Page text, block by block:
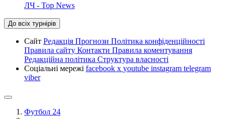
ЛЧ - Top News
До всіх турнірів
Сайт Редакція Прогнози Політика конфіденційності
Правила сайту Контакти Правила коментування
Редакційна політика Структура власності
Соціальні мережі facebook x youtube instagram telegram
viber
Футбол 24